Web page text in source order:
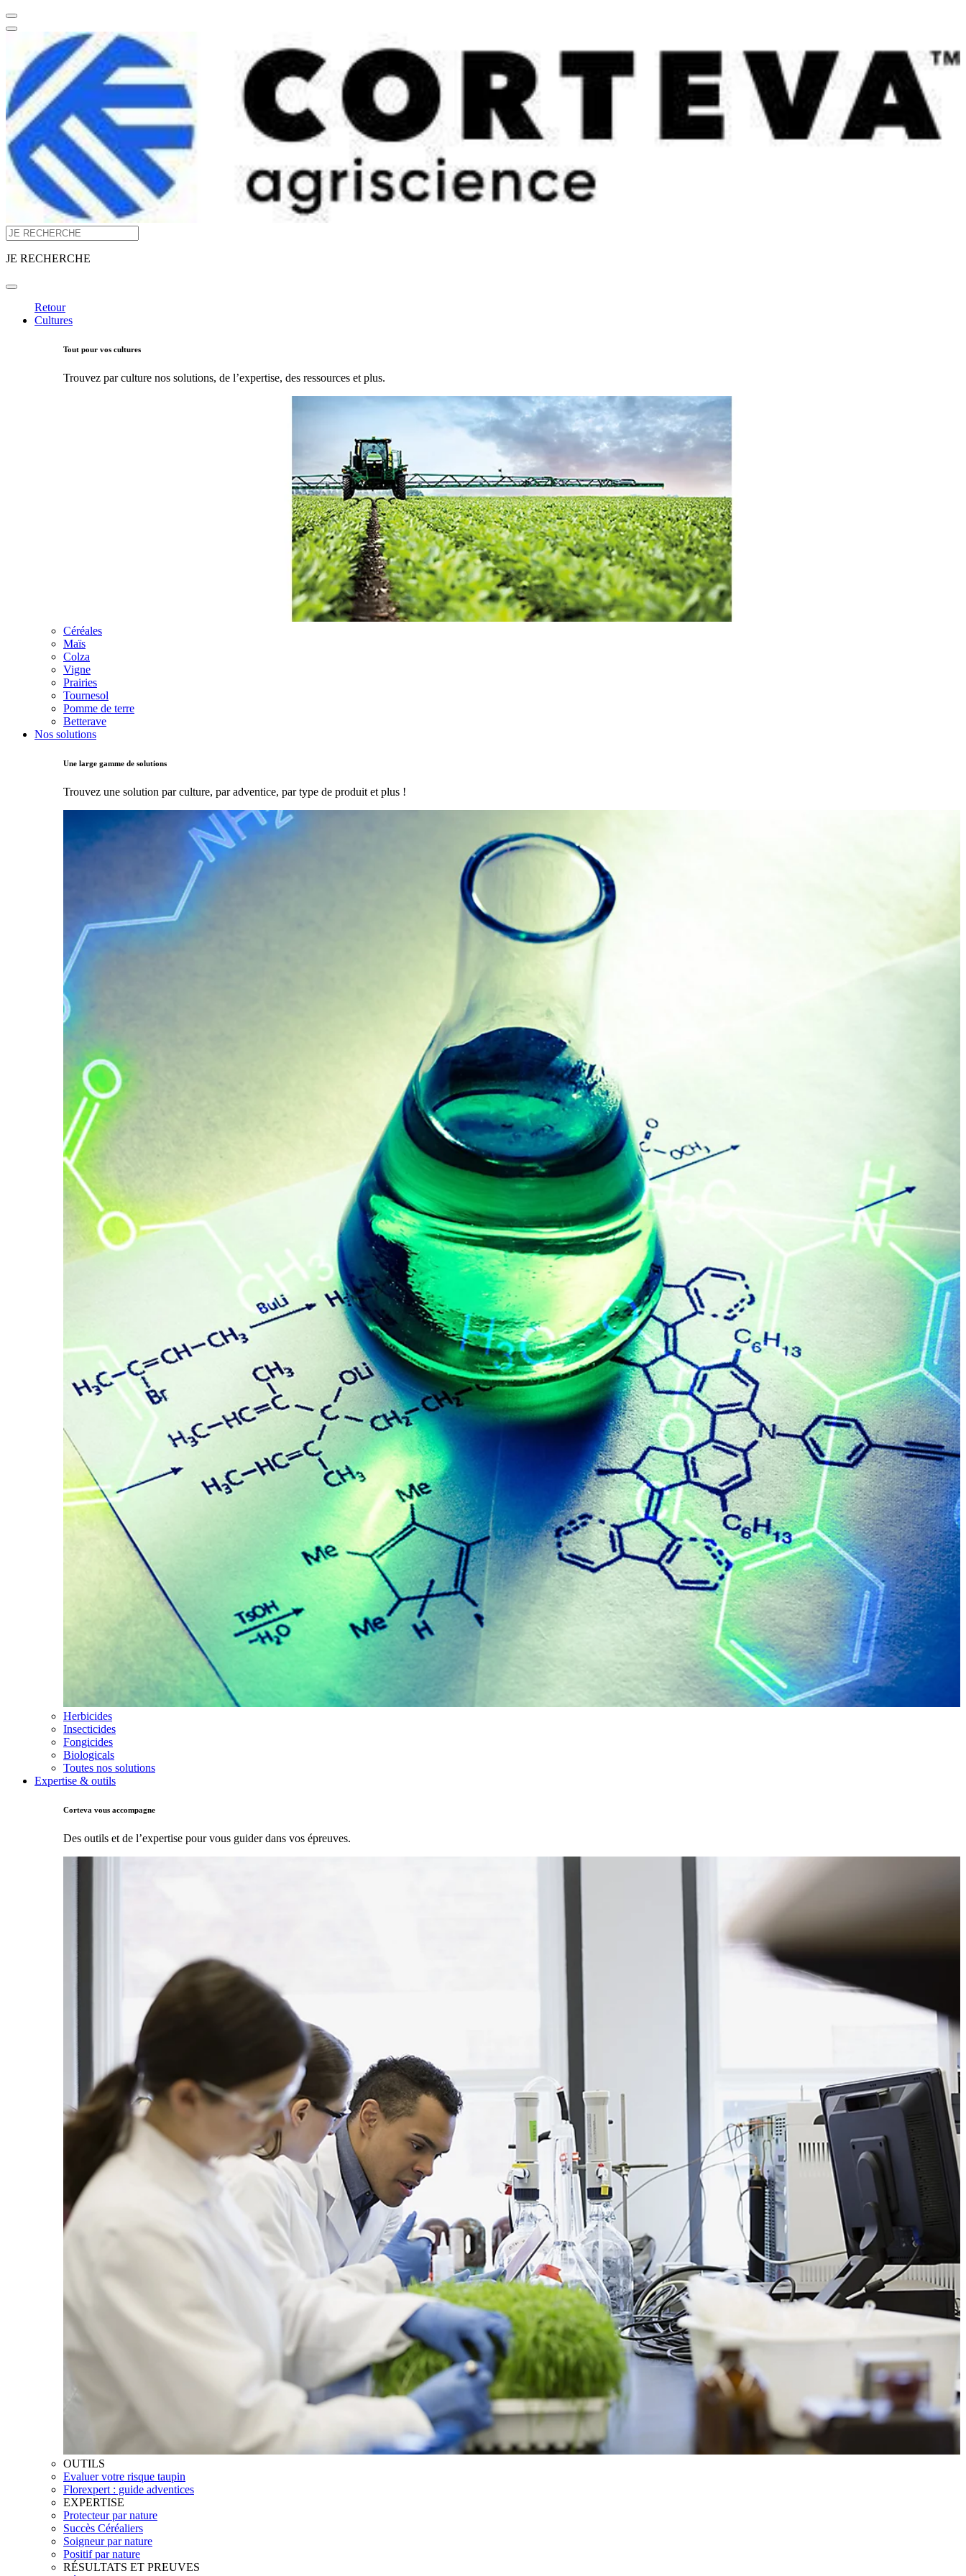
JE RECHERCHE
Retour
Cultures
Tout pour vos cultures
Trouvez par culture nos solutions, de l’expertise, des ressources et plus.
Céréales
Maïs
Colza
Vigne
Prairies
Tournesol
Pomme de terre
Betterave
Nos solutions
Une large gamme de solutions
Trouvez une solution par culture, par adventice, par type de produit et plus !
Herbicides
Insecticides
Fongicides
Biologicals
Toutes nos solutions
Expertise & outils
Corteva vous accompagne
Des outils et de l’expertise pour vous guider dans vos épreuves.
OUTILS
Evaluer votre risque taupin
Florexpert : guide adventices
EXPERTISE
Protecteur par nature
Succès Céréaliers
Soigneur par nature
Positif par nature
RÉSULTATS ET PREUVES